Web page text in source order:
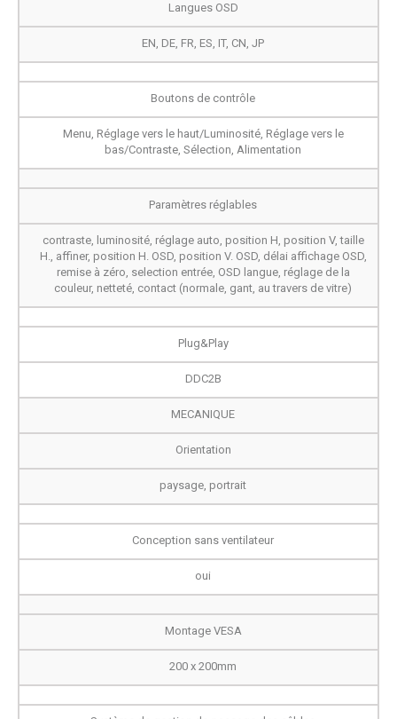
Langues OSD
EN, DE, FR, ES, IT, CN, JP
Boutons de contrôle
Menu, Réglage vers le haut/Luminosité, Réglage vers le
bas/Contraste, Sélection, Alimentation
Paramètres réglables
contraste, luminosité, réglage auto, position H, position V, taille
H., affiner, position H. OSD, position V. OSD, délai affichage OSD,
remise à zéro, selection entrée, OSD langue, réglage de la
couleur, netteté, contact (normale, gant, au travers de vitre)
Plug&Play
DDC2B
MECANIQUE
Orientation
paysage, portrait
Conception sans ventilateur
oui
Montage VESA
200 x 200mm